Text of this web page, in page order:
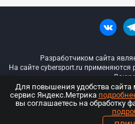
Разработчиком сайта
На сайте cybersport.ru применяются
© ООО
Для повышения удобства
сервис Яндекс.Метрика
вы соглашаетесь на обработку